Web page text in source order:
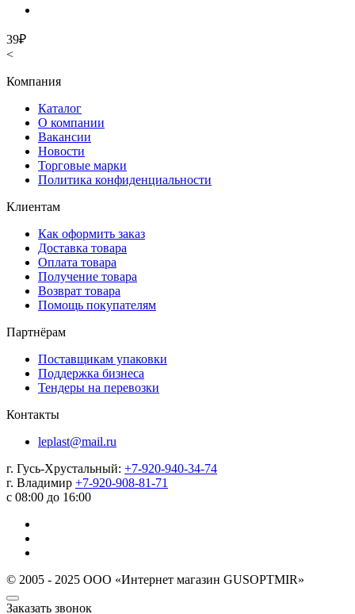
39₽
<
Компания
Каталог
О компании
Вакансии
Новости
Торговые марки
Политика конфиденциальности
Клиентам
Как оформить заказ
Доставка товара
Оплата товара
Получение товара
Возврат товара
Помощь покупателям
Партнёрам
Поставщикам упаковки
Поддержка бизнеса
Тендеры на перевозки
Контакты
leplast@mail.ru
г. Гусь-Хрустальный: +7-920-940-34-74
г. Владимир +7-920-908-81-71
с 08:00 до 16:00
© 2005 - 2025 ООО «Интернет магазин GUSOPTMIR»
Заказать звонок